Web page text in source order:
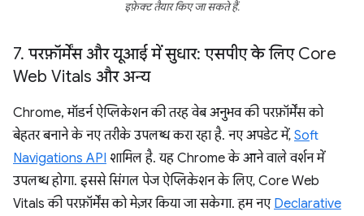
इफ़ेक्ट तैयार किए जा सकते हैं.
7. परफ़ॉर्मेंस और यूआई में सुधार: एसपीए के लिए Core
Web Vitals और अन्य
Chrome, मॉडर्न ऐप्लिकेशन की तरह वेब अनुभव की परफ़ॉर्मेंस को
बेहतर बनाने के नए तरीके उपलब्ध करा रहा है. नए अपडेट में, Soft
Navigations API शामिल है. यह Chrome के आने वाले वर्शन में
उपलब्ध होगा. इससे सिंगल पेज ऐप्लिकेशन के लिए, Core Web
Vitals की परफ़ॉर्मेंस को मेज़र किया जा सकेगा. हम नए Declarative